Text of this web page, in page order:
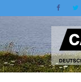
Inhalt